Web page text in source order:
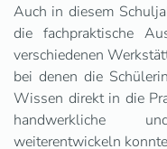
Auch in diesem
die fachpraktische
verschiedenen
bei denen die
Wissen direkt in die
handwerkliche
weiterentwickeln